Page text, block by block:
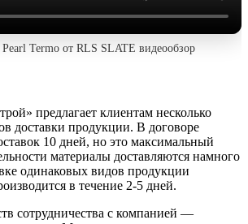
Termo от RLS SLATE видеообзор
предлагает клиентам несколько
доставки продукции. В договоре
10 дней, но это максимальный
материалы доставляются намного
одинаковых видов продукции
в течение 2-5 дней.
сотрудничества с компанией —